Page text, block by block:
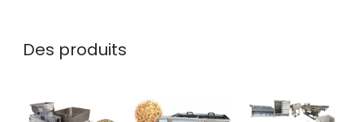
Des produits